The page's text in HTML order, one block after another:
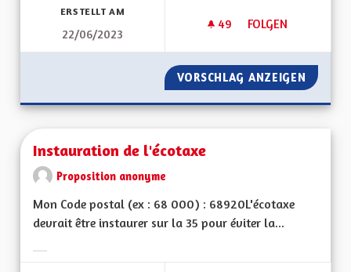
ERSTELLT AM
22/06/2023
49 49 FOLLOWER
FOLGEN
AUTOROUTE A35
VORSCHLAG ANZEIGEN
Instauration de l'écotaxe
Proposition anonyme
Mon Code postal (ex : 68 000) : 68920L'écotaxe
devrait être instaurer sur la 35 pour éviter la...